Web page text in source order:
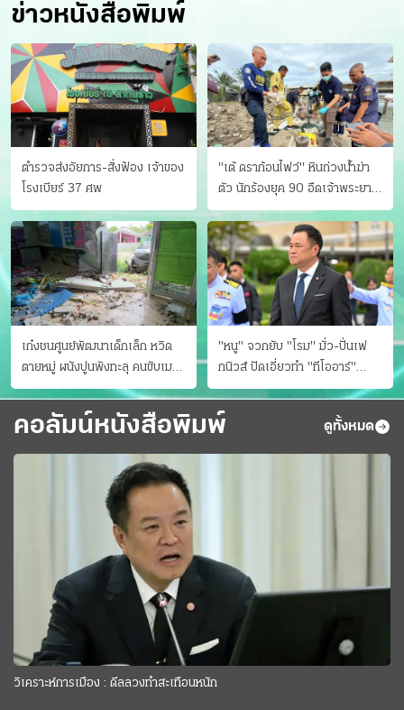
ข่าวหนังสือพิมพ์
ตำรวจส่งอัยการ-สั่งฟ้อง เจ้าของ
โรงเบียร์ 37 ศพ
"เต้ ดราก้อนไฟว์" หินถ่วงน้ำฆ่า
ตัว นักร้องยุค 90 อืดเจ้าพระยา
แฟนหาตัววุ่น เครียดธุรกิจ!
เก๋งชนศูนย์พัฒนาเด็กเล็ก หวิด
ตายหมู่ ผนังปูนพังทะลุ คนขับเมา
ยา
"หนู" จวกยับ "โรม" มั่ว-ปั่นเฟ
กนิวส์ ปัดเอี่ยวทํา "ทีโออาร์"
ต้นทางโกงสอบฉาว
คอลัมน์หนังสือพิมพ์ ดูทั้งหมด
วิเคราะห์การเมือง : ดีลลวงทำสะเทือนหนัก